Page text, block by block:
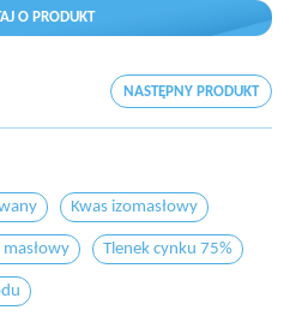
O PRODUKT
NASTĘPNY PRODUKT
Kwas izomasłowy
masłowy Tlenek cynku 75%